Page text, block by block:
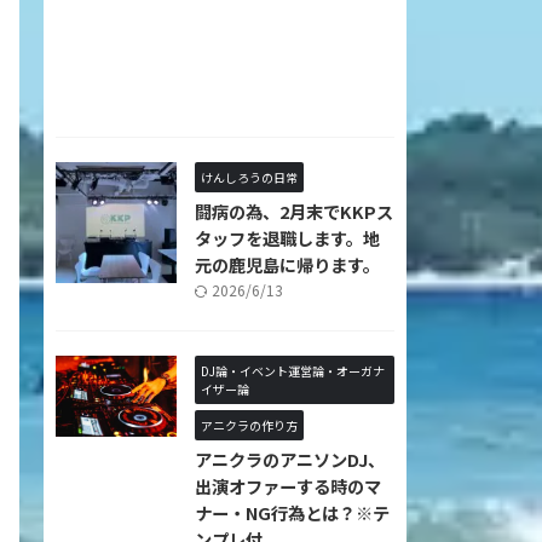
けんしろうの日常
闘病の為、2月末でKKPス
タッフを退職します。地
元の鹿児島に帰ります。
2026/6/13
DJ論・イベント運営論・オーガナ
イザー論
アニクラの作り方
アニクラのアニソンDJ、
出演オファーする時のマ
ナー・NG行為とは？※テ